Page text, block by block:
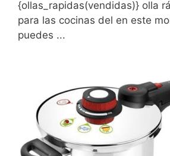
{ollas_rapidas(vendidas)} olla
para las cocinas del en este
puedes ...